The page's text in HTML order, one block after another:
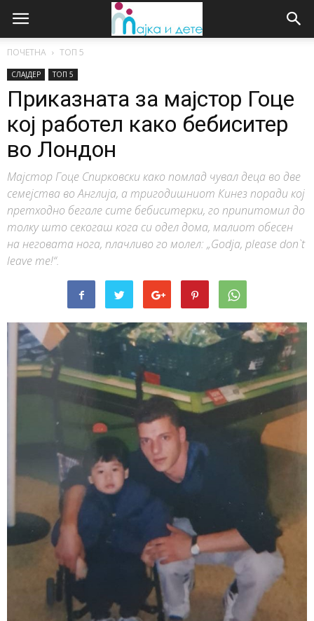
ПОЧЕТНА ТОП 5
СЛАЈДЕР ТОП 5
Приказната за мајстор Гоце
кој работел како бебиситер
во Лондон
Мајстор Гоце Спирковски како помлад чувал деца во две
семејства во Англија, а тригодишниот Кинез поради кој
претходно бегале сите бебиситерки, го припитомил до
толку што секогаш кога си одел дома, малиот обесен
на неговата нога, плачливо го молел: „Godja, please don`t
leave me!“.